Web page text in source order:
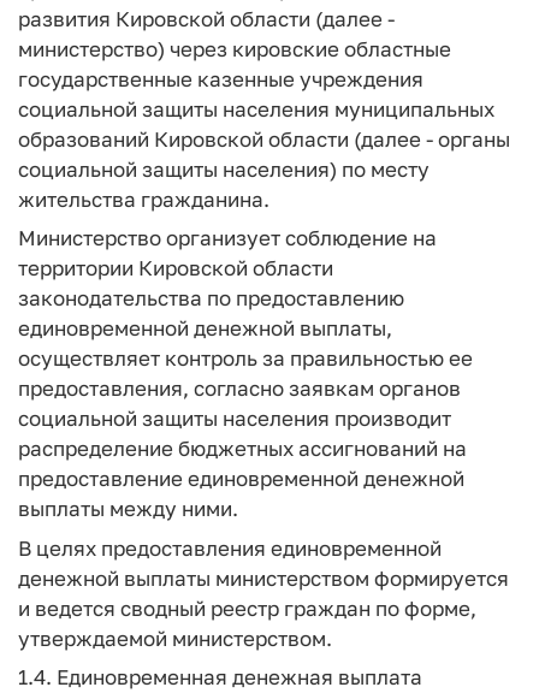
развития Кировской области (далее -
министерство) через кировские областные
государственные казенные учреждения
социальной защиты населения муниципальных
образований Кировской области (далее - органы
социальной защиты населения) по месту
жительства гражданина.
Министерство организует соблюдение на
территории Кировской области
законодательства по предоставлению
единовременной денежной выплаты,
осуществляет контроль за правильностью ее
предоставления, согласно заявкам органов
социальной защиты населения производит
распределение бюджетных ассигнований на
предоставление единовременной денежной
выплаты между ними.
В целях предоставления единовременной
денежной выплаты министерством формируется
и ведется сводный реестр граждан по форме,
утверждаемой министерством.
1.4. Единовременная денежная выплата